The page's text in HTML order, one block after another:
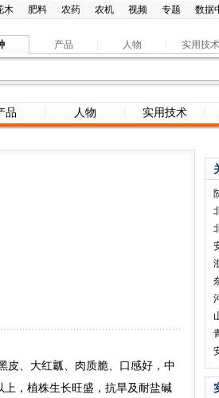
木 肥料 农药 农机 视频 专题 数据
产品 人物 实用技术
品 人物 实用技术
皮、大红瓤、肉质脆、口感好，中
，植株生长旺盛，抗旱及耐盐碱